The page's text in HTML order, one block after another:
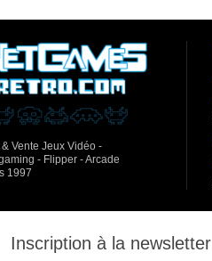
Vente Jeux Vidéo -
- Flipper - Arcade
1997
Inscription à la newsletter